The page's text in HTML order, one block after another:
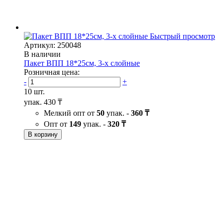
Быстрый просмотр
Артикул: 250048
В наличии
Пакет ВПП 18*25см, 3-х слойные
Розничная цена:
-
+
10 шт.
упак. 430 ₸
Мелкий опт от 50 упак. - 360 ₸
Опт от 149 упак. - 320 ₸
В корзину